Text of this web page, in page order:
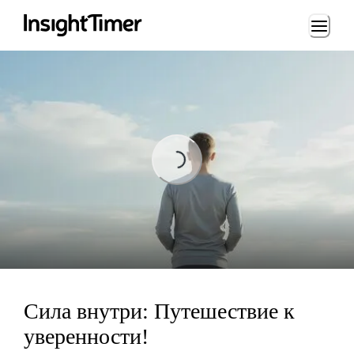
Loading...
Loading...
Сила внутри: Путешествие к
уверенности!